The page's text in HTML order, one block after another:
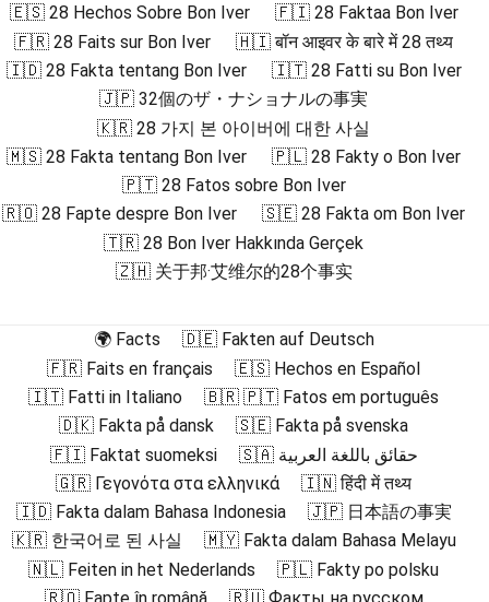
🇪🇸 28 Hechos Sobre Bon Iver
🇫🇮 28 Faktaa Bon Iver
🇫🇷 28 Faits sur Bon Iver
🇭🇮 बॉन आइवर के बारे में 28 तथ्य
🇮🇩 28 Fakta tentang Bon Iver
🇮🇹 28 Fatti su Bon Iver
🇯🇵 32個のザ・ナショナルの事実
🇰🇷 28 가지 본 아이버에 대한 사실
🇲🇸 28 Fakta tentang Bon Iver
🇵🇱 28 Fakty o Bon Iver
🇵🇹 28 Fatos sobre Bon Iver
🇷🇴 28 Fapte despre Bon Iver
🇸🇪 28 Fakta om Bon Iver
🇹🇷 28 Bon Iver Hakkında Gerçek
🇿🇭 关于邦·艾维尔的28个事实
🌍 Facts
🇩🇪 Fakten auf Deutsch
🇫🇷 Faits en français
🇪🇸 Hechos en Español
🇮🇹 Fatti in Italiano
🇧🇷 🇵🇹 Fatos em português
🇩🇰 Fakta på dansk
🇸🇪 Fakta på svenska
🇫🇮 Faktat suomeksi
🇸🇦 حقائق باللغة العربية
🇬🇷 Γεγονότα στα ελληνικά
🇮🇳 हिंदी में तथ्य
🇮🇩 Fakta dalam Bahasa Indonesia
🇯🇵 日本語の事実
🇰🇷 한국어로 된 사실
🇲🇾 Fakta dalam Bahasa Melayu
🇳🇱 Feiten in het Nederlands
🇵🇱 Fakty po polsku